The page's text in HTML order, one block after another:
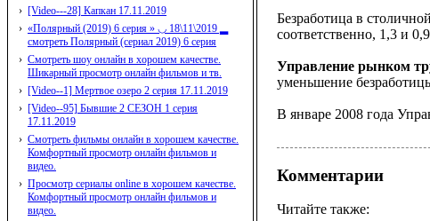
› [Video---28] Капкан 17.11.2019
› «Полярный (2019) 6 серия » ◡ 18\11\2019 ▂
смотреть Полярный (сериал 2019) 6 серия
› Смотреть шоу онлайн в хорошем качестве.
Шикарный просмотр онлайн фильмов и тв.
› [Video--1] Мертвое озеро 2 серия 17.11.2019
› [Video--95] Бывшие 2 СЕЗОН 1 серия
17.11.2019
› Смотреть фильмы онлайн в хорошем качестве.
Комфортный просмотр онлайн фильмов и
видео.
› Просмотр сериалы online в хорошем качестве.
Комфортный просмотр онлайн фильмов и
видео.
Безработица в
соответственно, 1,3 и
Управление рынком
уменьшение
В январе 2008 года
Комментарии
Читайте также: